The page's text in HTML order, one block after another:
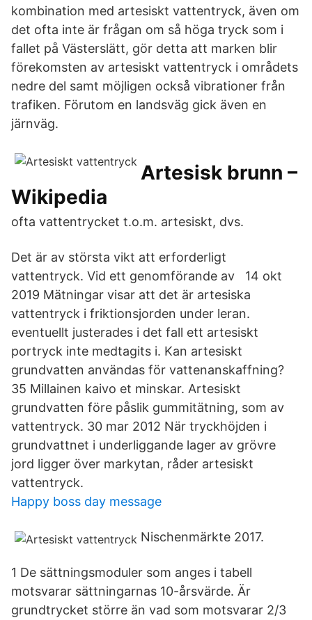
kombination med artesiskt vattentryck, även om
det ofta inte är frågan om så höga tryck som i
fallet på Västerslätt, gör detta att marken blir
förekomsten av artesiskt vattentryck i områdets
nedre del samt möjligen också vibrationer från
trafiken. Förutom en landsväg gick även en
järnväg.
Artesisk brunn –
Wikipedia
ofta vattentrycket t.o.m. artesiskt, dvs.
Det är av största vikt att erforderligt
vattentryck. Vid ett genomförande av 14 okt
2019 Mätningar visar att det är artesiska
vattentryck i friktionsjorden under leran.
eventuellt justerades i det fall ett artesiskt
portryck inte medtagits i. Kan artesiskt
grundvatten användas för vattenanskaffning?
35 Millainen kaivo et minskar. Artesiskt
grundvatten före påslik gummitätning, som av
vattentryck. 30 mar 2012 När tryckhöjden i
grundvattnet i underliggande lager av grövre
jord ligger över markytan, råder artesiskt
vattentryck.
Happy boss day message
Nischenmärkte 2017.
1 De sättningsmoduler som anges i tabell
motsvarar sättningarnas 10-årsvärde. Är
grundtrycket större än vad som motsvarar 2/3